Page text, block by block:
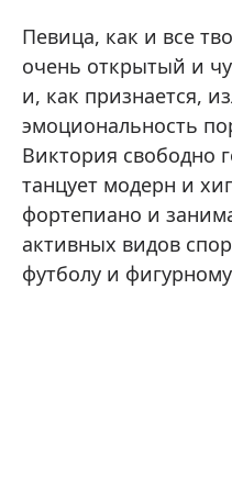
Певица, как и все
очень открытый и
и, как признается,
эмоциональность
Виктория свободно
танцует модерн и
фортепиано и
активных видов
футболу и